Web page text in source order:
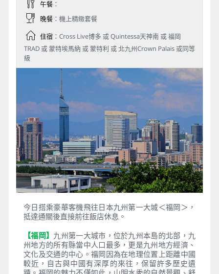
午餐：
晚餐：機上精緻套餐
住宿：Cross Live博多 或 Quintessa天神南 或 福岡
TRAD 或 蒙特埃馬納 或 蒙特利 或 北九州Crown Palais 或同等
級
今日搭乘豪華客機飛往日本九州第一大城＜福岡＞，
抵達通關後直接前往飯店休息。
【福岡】 九州第一大城市，位於九州本島的北部，九
州地方的所有縣當中人口最多，更是九州地方經濟、
文化及交通的中心。福岡因為在地理位置上距離中國
較近，自古與中國有深厚的來往，保留許多歷史遺